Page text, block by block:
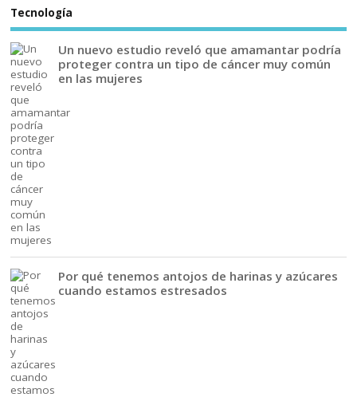
Tecnología
Un nuevo estudio reveló que amamantar podría
proteger contra un tipo de cáncer muy común
en las mujeres
Por qué tenemos antojos de harinas y azúcares
cuando estamos estresados